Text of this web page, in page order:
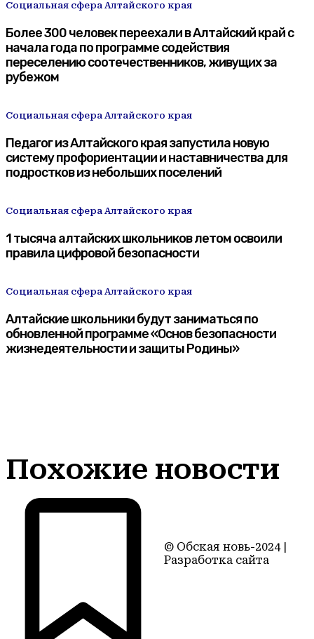
Социальная сфера Алтайского края
Более 300 человек переехали в Алтайский край с
начала года по программе содействия
переселению соотечественников, живущих за
рубежом
Социальная сфера Алтайского края
Педагог из Алтайского края запустила новую
систему профориентации и наставничества для
подростков из небольших поселений
Социальная сфера Алтайского края
1 тысяча алтайских школьников летом освоили
правила цифровой безопасности
Социальная сфера Алтайского края
Алтайские школьники будут заниматься по
обновленной программе «Основ безопасности
жизнедеятельности и защиты Родины»
Похожие новости
© Обская новь-2024 |
Разработка сайта